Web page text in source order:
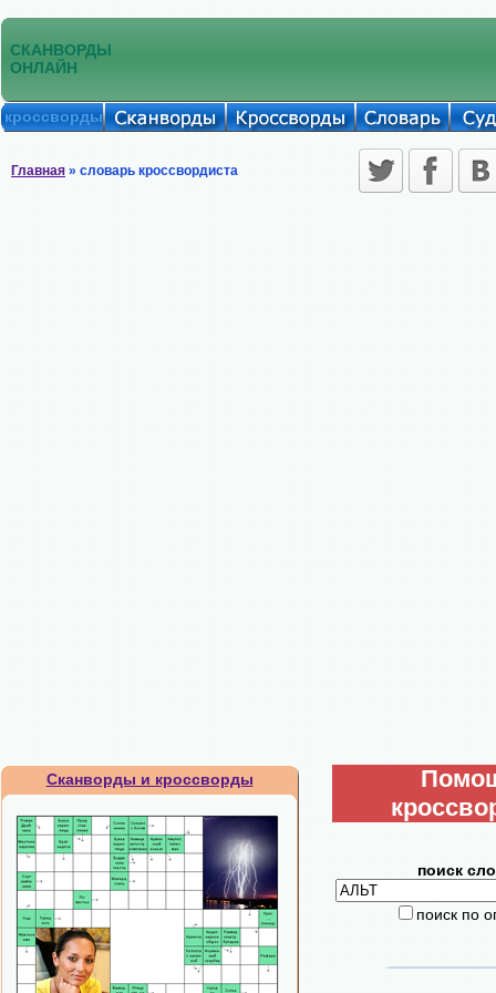
СКАНВОРДЫ
ОНЛАЙН
кроссворды
Главная » словарь кроссвордиста
Сканворды и кроссворды
поиск
поиск по